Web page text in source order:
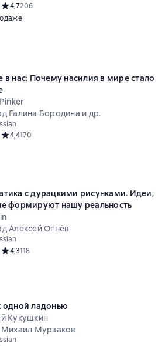
Средний рейтинг 4,7 на основе 206 оценок
4,7206
в нас: Почему насилия в мире стало
Галина Бородина и др.
Средний рейтинг 4,4 на основе 170 оценок
4,4170
с дурацкими рисунками. Идеи,
формируют нашу реальность
Алексей Огнёв
Средний рейтинг 4,3 на основе 118 оценок
4,3118
одной ладонью
Кукушкин
Михаил Мурзаков